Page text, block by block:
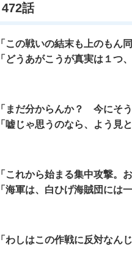
472話
「この戦いの結末も上のもん
「どうあがこうが真実は１つ
「まだ分からんか？ 今にそ
「嘘じゃ思うのなら、よう見と
「これから始まる集中攻撃。
「海軍は、白ひげ海賊団には
「わしはこの作戦に反対なんじ